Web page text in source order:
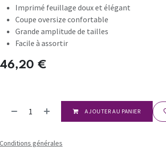
Imprimé feuillage doux et élégant
Coupe oversize confortable
Grande amplitude de tailles
Facile à assortir
46,20 €
AJOUTER AU PANIER
Conditions générales